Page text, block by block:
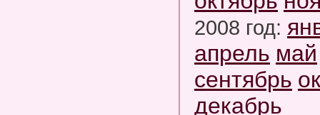
2008 год:
апрель май
сентябрь
декабрь